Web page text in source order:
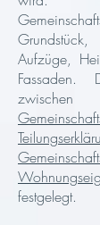
Aufzüge,
Fassaden.
festgelegt.